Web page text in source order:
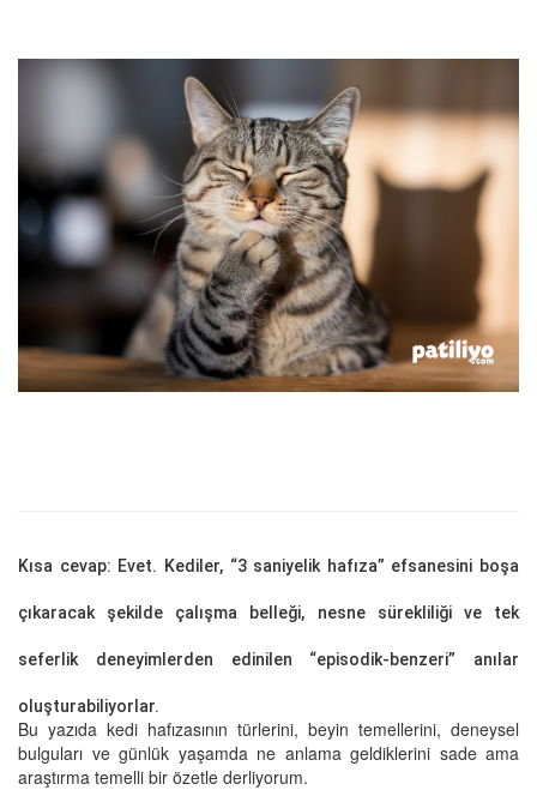
Kısa cevap: Evet. Kediler, “3 saniyelik hafıza” efsanesini boşa
çıkaracak şekilde çalışma belleği, nesne sürekliliği ve tek
seferlik deneyimlerden edinilen “episodik‑benzeri” anılar
oluşturabiliyorlar.
Bu yazıda kedi hafızasının türlerini, beyin temellerini, deneysel
bulguları ve günlük yaşamda ne anlama geldiklerini sade ama
araştırma temelli bir özetle derliyorum.